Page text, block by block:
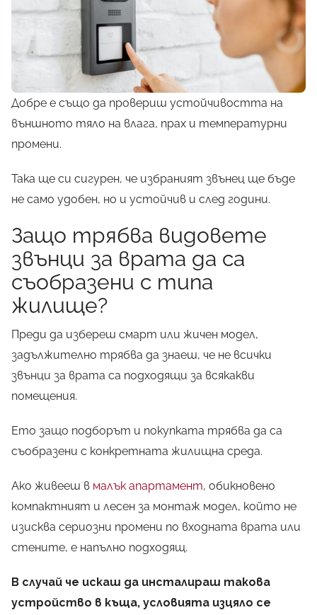
Добре е също да провериш устойчивостта на
външното тяло на влага, прах и температурни
промени.
Така ще си сигурен, че избраният звънец ще бъде
не само удобен, но и устойчив и след години.
Защо трябва видовете
звънци за врата да са
съобразени с типа
жилище?
Преди да избереш смарт или жичен модел,
задължително трябва да знаеш, че не всички
звънци за врата са подходящи за всякакви
помещения.
Ето защо подборът и покупката трябва да са
съобразени с конкретната жилищна среда.
Ако живееш в малък апартамент, обикновено
компактният и лесен за монтаж модел, който не
изисква сериозни промени по входната врата или
стените, е напълно подходящ.
В случай че искаш да инсталираш такова
устройство в къща, условията изцяло се